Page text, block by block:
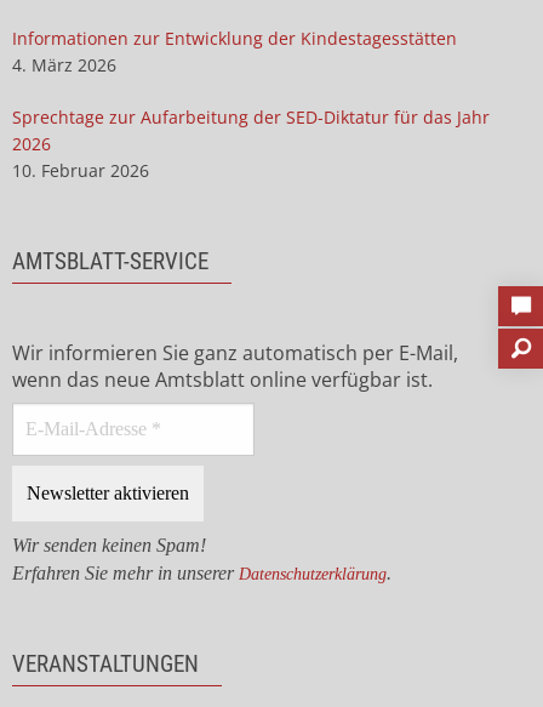
Informationen zur Entwicklung der Kindestagesstätten
4. März 2026
Sprechtage zur Aufarbeitung der SED-Diktatur für das Jahr
2026
10. Februar 2026
AMTSBLATT-SERVICE
Wir informieren Sie ganz automatisch per E-Mail,
wenn das neue Amtsblatt online verfügbar ist.
Wir senden keinen Spam!
Erfahren Sie mehr in unserer Datenschutzerklärung.
VERANSTALTUNGEN